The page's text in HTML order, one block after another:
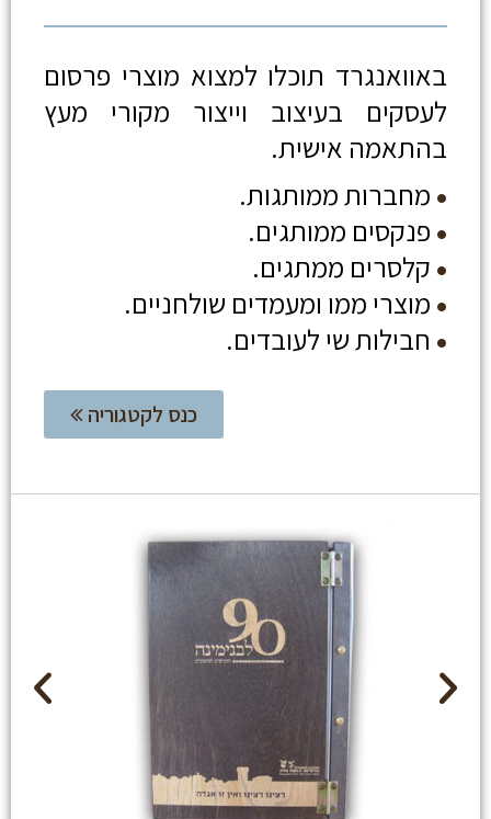
באוואנגרד תוכלו למצוא מוצרי פרסום
לעסקים בעיצוב וייצור מקורי מעץ
בהתאמה אישית.
מחברות ממותגות.
פנקסים ממותגים.
קלסרים ממתגים.
מוצרי ממו ומעמדים שולחניים.
חבילות שי לעובדים.
כנס לקטגוריה